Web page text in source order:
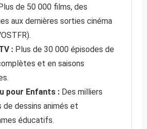
Plus de 50 000 films, des
aux dernières sorties cinéma
: Plus de 30 000 épisodes de
et en saisons
pour Enfants : Des milliers
de dessins animés et
éducatifs.